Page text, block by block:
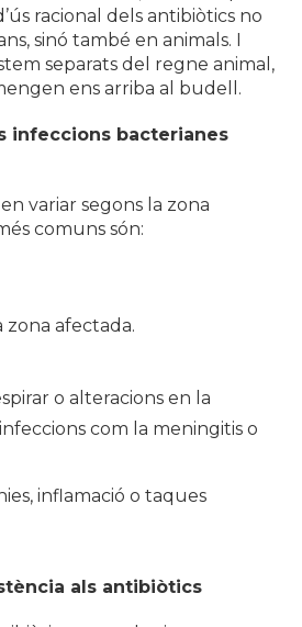
racional dels antibiòtics no
sinó també en animals. I
separats del regne animal,
ens arriba al budell.
infeccions bacterianes
variar segons la zona
comuns són:
zona afectada.
o alteracions en la
com la meningitis o
inflamació o taques
als antibiòtics